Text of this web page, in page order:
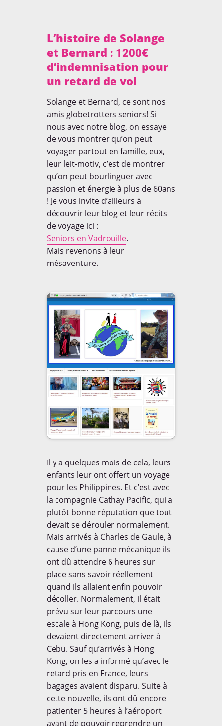
Dans la rubrique voyage /
tourisme parmi plus de 200
blogs. Merci à tous!
Découvrez les articles et
interviews réalisés autours de
notre projet le tour du monde
à 80 cm.
EN SAVOIR [+]
Voyagez couvert à
l'étranger, découvrez
l' Offre Cap Aventure
CONTACT
Mail:moc.08mdt@tcatnoc

L’histoire de Solange
et Bernard : 1200€
d’indemnisation pour
un retard de vol
Solange et Bernard, ce sont nos
amis globetrotters seniors! Si
nous avec notre blog, on essaye
de vous montrer qu’on peut
voyager partout en famille, eux,
leur leit-motiv, c’est de montrer
qu’on peut bourlinguer avec
passion et énergie à plus de 60ans
! Je vous invite d’ailleurs à
découvrir leur blog et leur récits
de voyage ici :
Seniors en Vadrouille.
Mais revenons à leur
mésaventure.
Il y a quelques mois de cela, leurs
enfants leur ont offert un voyage
pour les Philippines. Et c’est avec
la compagnie Cathay Pacific, qui a
plutôt bonne réputation que tout
devait se dérouler normalement.
Mais arrivés à Charles de Gaule, à
cause d’une panne mécanique ils
ont dû attendre 6 heures sur
place sans savoir réellement
quand ils allaient enfin pouvoir
décoller. Normalement, il était
prévu sur leur parcours une
escale à Hong Kong, puis de là, ils
devaient directement arriver à
Cebu. Sauf qu’arrivés à Hong
Kong, on les a informé qu’avec le
retard pris en France, leurs
bagages avaient disparu. Suite à
cette nouvelle, ils ont dû encore
patienter 5 heures à l’aéroport
avant de pouvoir reprendre un